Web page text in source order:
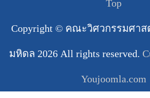
Top
Copyright © คณะวิศวกรรมศาส
มหิดล 2026 All rights reserved.
Youjoomla.com